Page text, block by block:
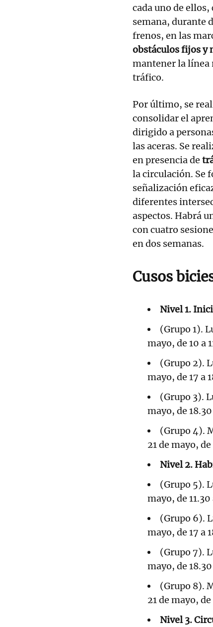
cada uno de ellos,
semana, durante
frenos, en las
obstáculos fijos y
mantener la línea
tráfico.
Por último, se
consolidar el
dirigido a
las aceras. Se
en presencia de
la circulación. Se
señalización
diferentes
aspectos. Habrá
con cuatro
en dos semanas.
Cusos
Nivel 1.
(Grupo 1).
mayo, de 10 a
(Grupo 2).
mayo, de 17 a
(Grupo 3).
mayo, de
(Grupo 4).
21 de mayo,
Nivel 2.
(Grupo 5).
mayo, de
(Grupo 6).
mayo, de 17 a
(Grupo 7).
mayo, de
(Grupo 8).
21 de mayo,
Nivel 3.